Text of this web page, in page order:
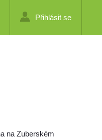
Přihlásit se
na Zuberském